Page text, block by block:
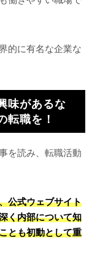
的に有名な企業な
味があるな
転職を！
を読み、転職活動
公式ウェブサイト
く内部について知
とも初動として重